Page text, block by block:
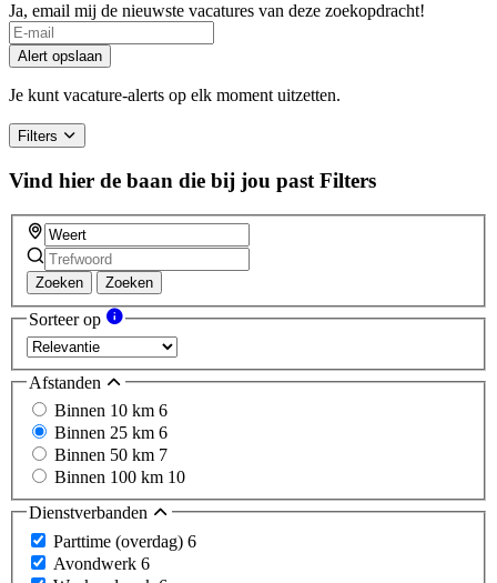
Ja, email mij de nieuwste vacatures van deze zoekopdracht!
If
you
are
a
ignore
this
field
Alert opslaan
Je kunt vacature-alerts op elk moment uitzetten.
Filters
Vind hier de baan die bij jou past Filters
Zoeken Zoeken
Sorteer op
Afstanden
Binnen 10 km 6
Binnen 25 km 6
Binnen 50 km 7
Binnen 100 km 10
Dienstverbanden
Parttime (overdag) 6
Avondwerk 6